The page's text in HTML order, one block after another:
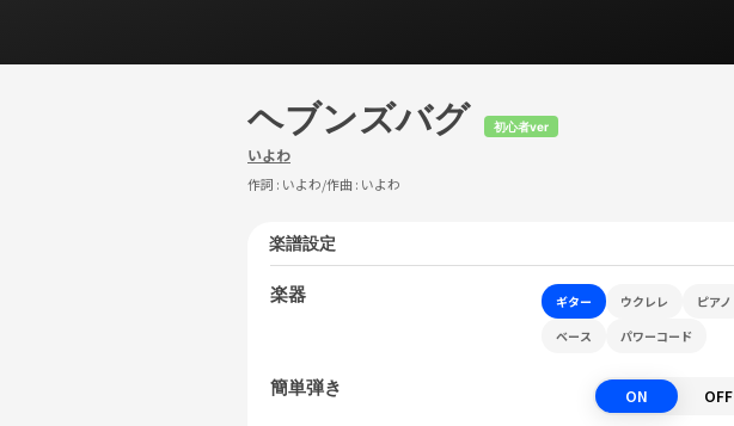
ヘブンズバグ 初心者ver
いよわ
作詞 : いよわ/作曲 : いよわ
楽譜設定
楽器 ギター ウクレレ
ピアノ
ベース
パワーコード
簡単弾き ON OFF